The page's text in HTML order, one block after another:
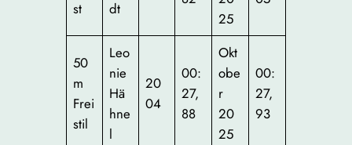
st
dt
25
50
m
Frei
stil
Leo
nie
Hä
hne
l
20
04
00:
27,
88
Okt
obe
r
20
25
00:
27,
93